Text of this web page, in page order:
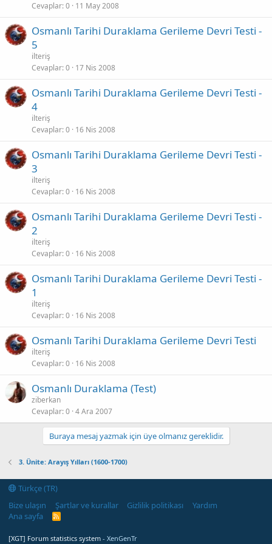
Cevaplar 0 11 May 2008
Osmanlı Tarihi Duraklama Gerileme Devri Testi -
5
ilteriş
Cevaplar 0 17 Nis 2008
Osmanlı Tarihi Duraklama Gerileme Devri Testi -
4
ilteriş
Cevaplar 0 16 Nis 2008
Osmanlı Tarihi Duraklama Gerileme Devri Testi -
3
ilteriş
Cevaplar 0 16 Nis 2008
Osmanlı Tarihi Duraklama Gerileme Devri Testi -
2
ilteriş
Cevaplar 0 16 Nis 2008
Osmanlı Tarihi Duraklama Gerileme Devri Testi -
1
ilteriş
Cevaplar 0 16 Nis 2008
Osmanlı Tarihi Duraklama Gerileme Devri Testi
ilteriş
Cevaplar 0 16 Nis 2008
Osmanlı Duraklama (Test)
ziberkan
Cevaplar 0 4 Ara 2007
Buraya mesaj yazmak için üye olmanız gereklidir.
3. Ünite: Arayış Yılları (1600-1700)
Türkçe (TR)
Bize ulaşın
Şartlar ve kurallar Gizlilik politikası
Yardım
Ana sayfa
R
[XGT] Forum statistics system - XenGenTr